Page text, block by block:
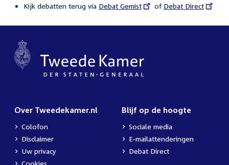
Kijk debatten terug via External
Debat Gemist of External
Debat Direct
Over Tweedekamer.nl
Colofon
Disclaimer
Uw privacy
Cookies
Blijf op de hoogte
Sociale media
E-mailattenderingen
Debat Direct